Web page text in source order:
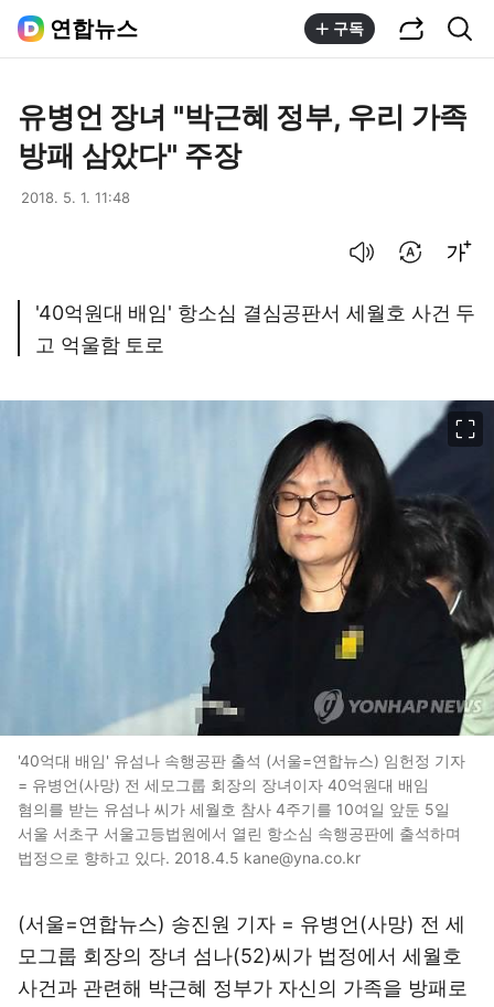
연합뉴스 구독
유병언 장녀 "박근혜 정부, 우리 가족
방패 삼았다" 주장
2018. 5. 1. 11:48
'40억원대 배임' 항소심 결심공판서 세월호 사건 두
고 억울함 토로
'40억대 배임' 유섬나 속행공판 출석 (서울=연합뉴스) 임헌정 기자
= 유병언(사망) 전 세모그룹 회장의 장녀이자 40억원대 배임
혐의를 받는 유섬나 씨가 세월호 참사 4주기를 10여일 앞둔 5일
서울 서초구 서울고등법원에서 열린 항소심 속행공판에 출석하며
법정으로 향하고 있다. 2018.4.5 kane@yna.co.kr
(서울=연합뉴스) 송진원 기자 = 유병언(사망) 전 세
모그룹 회장의 장녀 섬나(52)씨가 법정에서 세월호
사건과 관련해 박근혜 정부가 자신의 가족을 방패로